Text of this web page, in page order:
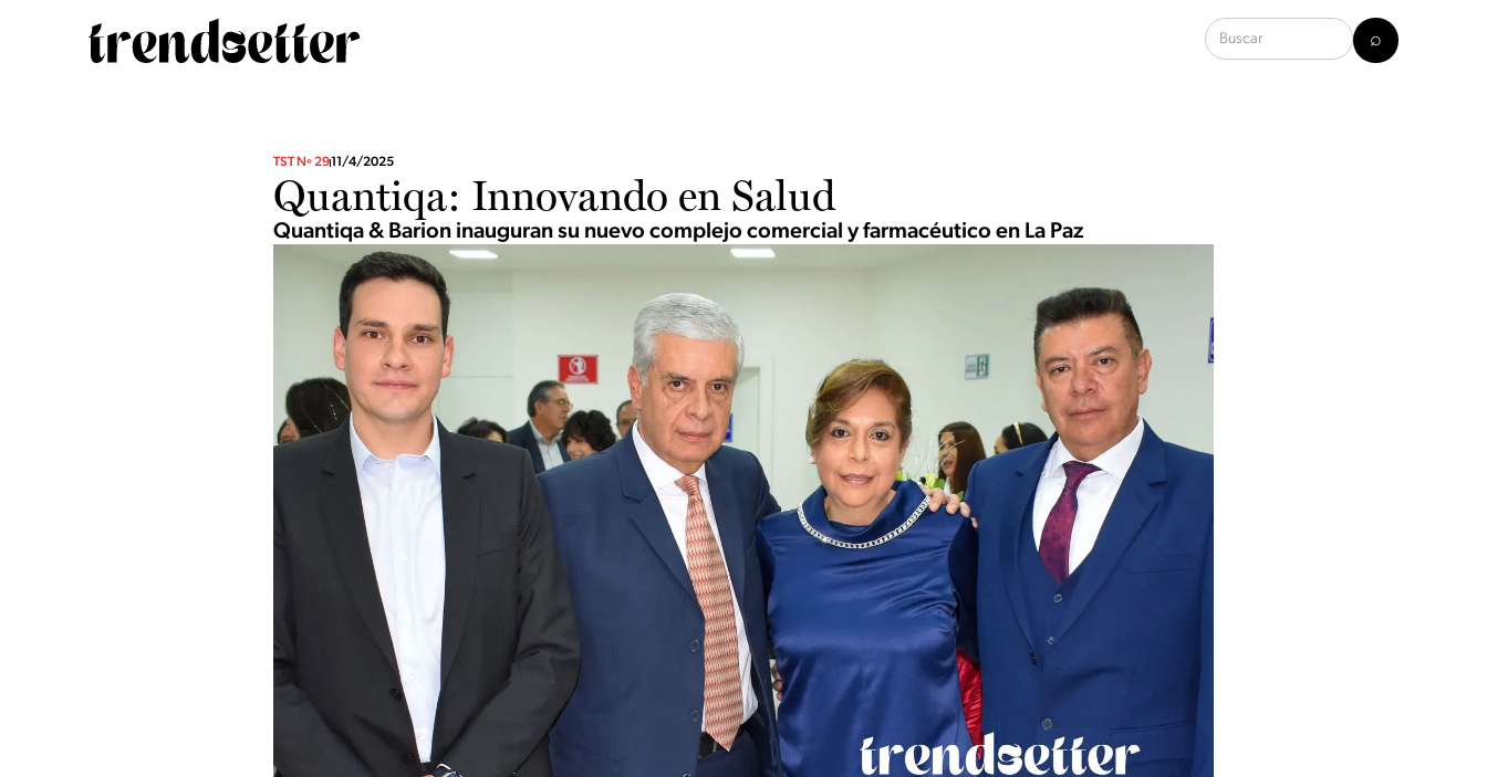
TST Nº 2911/4/2025
Quantiqa: Innovando en Salud
Quantiqa & Barion inauguran su nuevo complejo comercial y farmacéutico en La Paz